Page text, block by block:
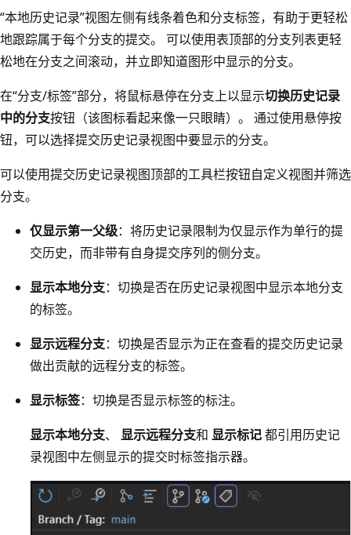
“本地历史记录”视图左侧有线条着色和分支标签，有助于更轻松
地跟踪属于每个分支的提交。 可以使用表顶部的分支列表更轻
松地在分支之间滚动，并立即知道图形中显示的分支。
在“分支/标签”部分，将鼠标悬停在分支上以显示切换历史记录
中的分支按钮（该图标看起来像一只眼睛）。 通过使用悬停按
钮，可以选择提交历史记录视图中要显示的分支。
可以使用提交历史记录视图顶部的工具栏按钮自定义视图并筛选
分支。
仅显示第一父级：将历史记录限制为仅显示作为单行的提
交历史，而非带有自身提交序列的侧分支。
显示本地分支：切换是否在历史记录视图中显示本地分支
的标签。
显示远程分支：切换是否显示为正在查看的提交历史记录
做出贡献的远程分支的标签。
显示标签：切换是否显示标签的标注。
显示本地分支、 显示远程分支和 显示标记都引用历史记
录视图中左侧显示的提交时标签指示器。